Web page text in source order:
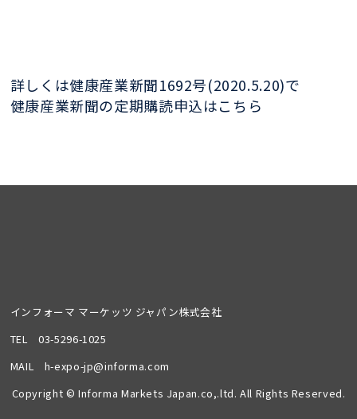
詳しくは健康産業新聞1692号(2020.5.20)で
健康産業新聞の定期購読申込はこちら
インフォーマ マーケッツ ジャパン株式会社
TEL03-5296-1025
MAIL h-expo-jp@informa.com
Copyright © Informa Markets Japan.co,.ltd. All Rights Reserved.